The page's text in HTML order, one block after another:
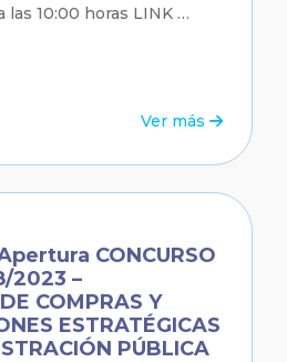
las 10:00 horas LINK …
Ver más
CONCURSO
2023 –
COMPRAS Y
ESTRATÉGICAS
PÚBLICA